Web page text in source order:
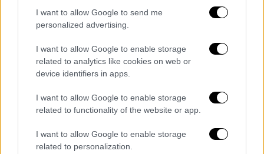
I want to allow Google to send me
personalized advertising.
I want to allow Google to enable storage
related to analytics like cookies on web or
device identifiers in apps.
I want to allow Google to enable storage
related to functionality of the website or app.
I want to allow Google to enable storage
related to personalization.
Για το ακριβότερο σουβλάκι της Μυκόνου,
σημείωσε ότι είναι μεγαλύτερο, αλλά και πιο
ελαφρύ σε σχέση με το «φθηνιάρικο».
Στο τέλος, ανέφερε ότι προτίμησε το
φθηνότερο σουβλάκι, αν και του είναι
δύσκολο να αποδεχθεί ότι κάτι που κοστίζει
5 ευρώ θεωρείται φθηνό.
Δείτε το βίντεο: